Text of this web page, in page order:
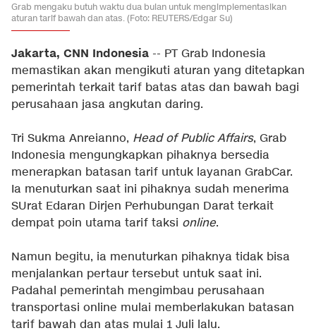
Grab mengaku butuh waktu dua bulan untuk mengimplementasikan
aturan tarif bawah dan atas. (Foto: REUTERS/Edgar Su)
Jakarta, CNN Indonesia -- PT Grab Indonesia
memastikan akan mengikuti aturan yang ditetapkan
pemerintah terkait tarif batas atas dan bawah bagi
perusahaan jasa angkutan daring.
Tri Sukma Anreianno, Head of Public Affairs, Grab
Indonesia mengungkapkan pihaknya bersedia
menerapkan batasan tarif untuk layanan GrabCar.
Ia menuturkan saat ini pihaknya sudah menerima
SUrat Edaran Dirjen Perhubungan Darat terkait
dempat poin utama tarif taksi online.
Namun begitu, ia menuturkan pihaknya tidak bisa
menjalankan pertaur tersebut untuk saat ini.
Padahal pemerintah mengimbau perusahaan
transportasi online mulai memberlakukan batasan
tarif bawah dan atas mulai 1 Juli lalu.